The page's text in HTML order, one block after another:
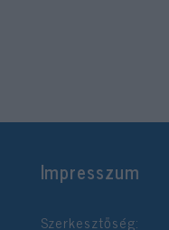
Impresszum
Szerkesztőség: